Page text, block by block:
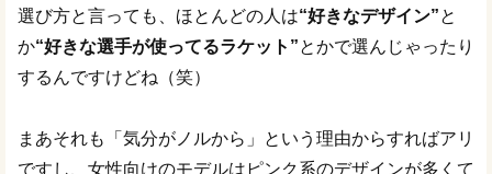
選び方と言っても、ほとんどの人は“好きなデザイン”と
か“好きな選手が使ってるラケット”とかで選んじゃったり
するんですけどね（笑）
まあそれも「気分がノルから」という理由からすればアリ
ですし、女性向けのモデルはピンク系のデザインが多くて